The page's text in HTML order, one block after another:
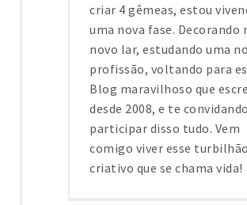
criar 4 gêmeas, estou
uma nova fase. Decorando
novo lar, estudando uma
profissão, voltando para
Blog maravilhoso que
desde 2008, e te
participar disso tudo. Vem
comigo viver esse turbilhão
criativo que se chama vida!